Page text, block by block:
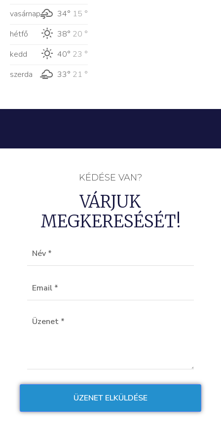
vasárnap
34° 15 °
hétfő
38° 20 °
kedd
40° 23 °
szerda
33° 21 °
KÉDÉSE VAN?
VÁRJUK
MEGKERESÉSÉT!